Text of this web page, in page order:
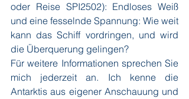
oder Reise SPI2502): Endloses Weiß
und eine fesselnde Spannung: Wie weit
kann das Schiff vordringen, und wird
die Überquerung gelingen?
Für weitere Informationen sprechen Sie
mich jederzeit an. Ich kenne die
Antarktis aus eigener Anschauung und